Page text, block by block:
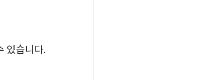
있습니다.